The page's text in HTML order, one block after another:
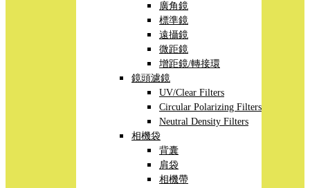
廣角鏡
標準鏡
遠攝鏡
微距鏡
增距鏡/轉接環
鏡頭濾鏡
UV/Clear Filters
Circular Polarizing Filters
Neutral Density Filters
相機袋
背囊
肩袋
相機帶